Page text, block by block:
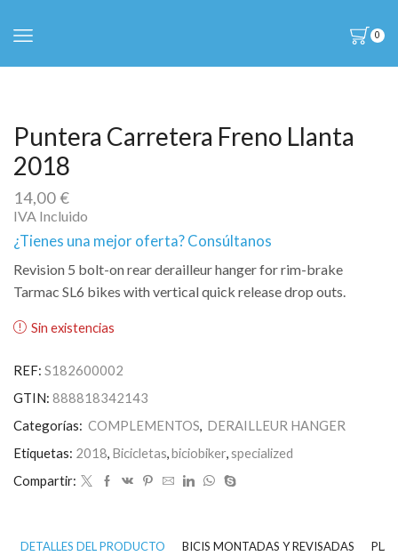
0
Puntera Carretera Freno Llanta
2018
14,00€
IVA Incluido
¿Tienes una mejor oferta? Consúltanos
Revision 5 bolt-on rear derailleur hanger for rim-brake
Tarmac SL6 bikes with vertical quick release drop outs.
Sin existencias
REF: S182600002
GTIN: 888818342143
Categorías: COMPLEMENTOS, DERAILLEUR HANGER
Etiquetas: 2018, Bicicletas,biciobiker,specialized
Compartir:
DETALLES DEL PRODUCTO BICIS MONTADAS Y REVISADAS